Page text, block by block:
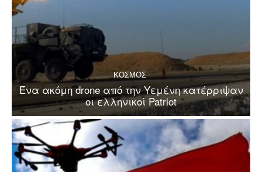
ΚΟΣΜΟΣ
Ένα ακόμη drone από την Υεμένη κατέρριψαν
οι ελληνικοί Patriot